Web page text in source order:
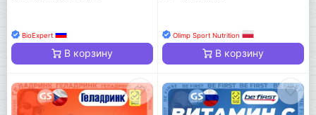
BioExpert
В корзину
Olimp Sport Nutrition
В корзину